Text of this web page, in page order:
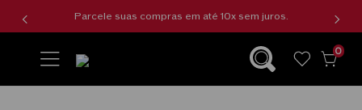
Parcele suas compras em até 10x sem juros.
wishlist0